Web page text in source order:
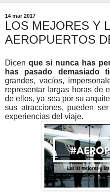
14 mar 2017
LOS MEJORES Y
AEROPUERTOS
Dicen que si nunca has
has pasado demasiado
grandes, vacíos,
representar largas horas de
de ellos, ya sea por su
sus atracciones, pueden
experiencias del viaje.